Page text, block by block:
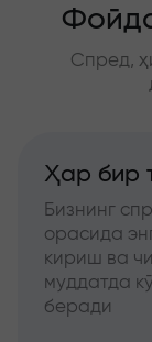
Спред,
Ҳар бир
Бизнинг
орасида
кириш ва
муддатда
беради